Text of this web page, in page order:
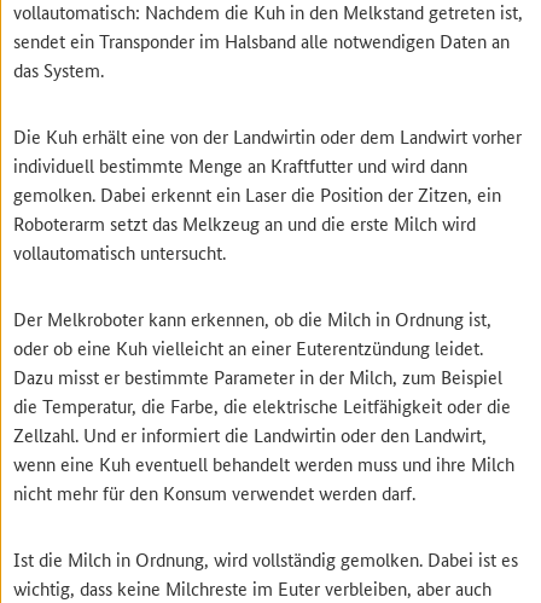
vollautomatisch: Nachdem die Kuh in den Melkstand getreten ist,
sendet ein Transponder im Halsband alle notwendigen Daten an
das System.
Die Kuh erhält eine von der Landwirtin oder dem Landwirt vorher
individuell bestimmte Menge an Kraftfutter und wird dann
gemolken. Dabei erkennt ein Laser die Position der Zitzen, ein
Roboterarm setzt das Melkzeug an und die erste Milch wird
vollautomatisch untersucht.
Der Melkroboter kann erkennen, ob die Milch in Ordnung ist,
oder ob eine Kuh vielleicht an einer Euterentzündung leidet.
Dazu misst er bestimmte Parameter in der Milch, zum Beispiel
die Temperatur, die Farbe, die elektrische Leitfähigkeit oder die
Zellzahl. Und er informiert die Landwirtin oder den Landwirt,
wenn eine Kuh eventuell behandelt werden muss und ihre Milch
nicht mehr für den Konsum verwendet werden darf.
Ist die Milch in Ordnung, wird vollständig gemolken. Dabei ist es
wichtig, dass keine Milchreste im Euter verbleiben, aber auch